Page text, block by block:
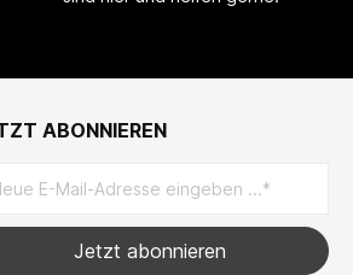
ABONNIEREN
Jetzt abonnieren